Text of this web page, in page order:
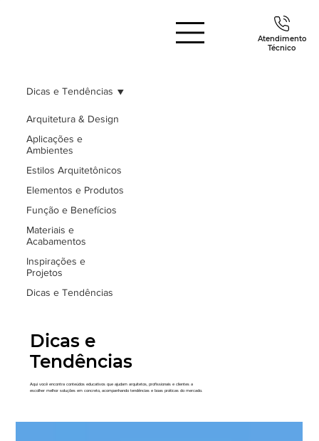
Atendimento
Técnico
Arquitetura & Design
Aplicações e
Ambientes
Estilos Arquitetônicos
Elementos e Produtos
Função e Benefícios
Materiais e
Acabamentos
Inspirações e
Projetos
Dicas e Tendências
Dicas e Tendências
Dicas e
Tendências
Aqui você encontra conteúdos educativos que ajudam arquitetos, profissionais e clientes a
escolher melhor soluções em concreto, acompanhando tendências e boas práticas do mercado.